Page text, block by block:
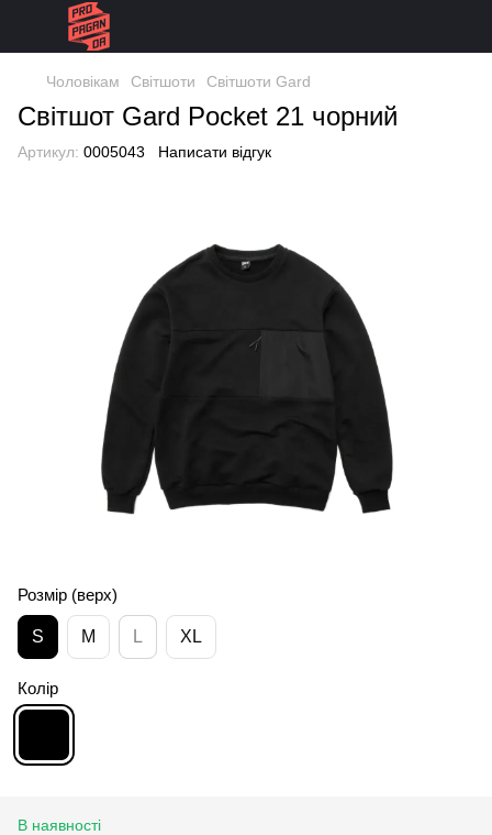
Чоловікам Світшоти Світшоти Gard
Світшот Gard Pocket 21 чорний
Артикул: 0005043 Написати відгук
Розмір (верх)
S M L XL
Колір
В наявності